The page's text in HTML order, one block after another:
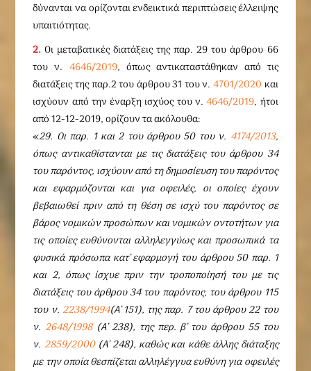
δύνανται να ορίζονται ενδεικτικά περιπτώσεις έλλειψης
υπαιτιότητας.
2. Οι μεταβατικές διατάξεις της παρ. 29 του άρθρου 66
του ν. 4646/2019, όπως αντικαταστάθηκαν από τις
διατάξεις της παρ.2 του άρθρου 31 του ν. 4701/2020 και
ισχύουν από την έναρξη ισχύος του ν.4646/2019, ήτοι
από 12-12-2019, ορίζουν τα ακόλουθα:
«29. Οι παρ. 1 και 2 του άρθρου 50 του ν. 4174/2013,
όπως αντικαθίστανται με τις διατάξεις του άρθρου 34
του παρόντος, ισχύουν από τη δημοσίευση του παρόντος
και εφαρμόζονται και για οφειλές, οι οποίες έχουν
βεβαιωθεί πριν από τη θέση σε ισχύ του παρόντος σε
βάρος νομικών προσώπων και νομικών οντοτήτων για
τις οποίες ευθύνονται αλληλεγγύως και προσωπικά τα
φυσικά πρόσωπα κατ’ εφαρμογή του άρθρου 50 παρ. 1
και 2, όπως ίσχυε πριν την τροποποίησή του με τις
διατάξεις του άρθρου 34 του παρόντος, του άρθρου 115
του ν. 2238/1994(Α’ 151), της παρ. 7 του άρθρου 22 του
ν.2648/1998(Α’ 238), της περ. β’ του άρθρου 55 του
ν. 2859/2000(Α’ 248), καθώς και κάθε άλλης διάταξης
με την οποία θεσπίζεται αλληλέγγυα ευθύνη για οφειλές